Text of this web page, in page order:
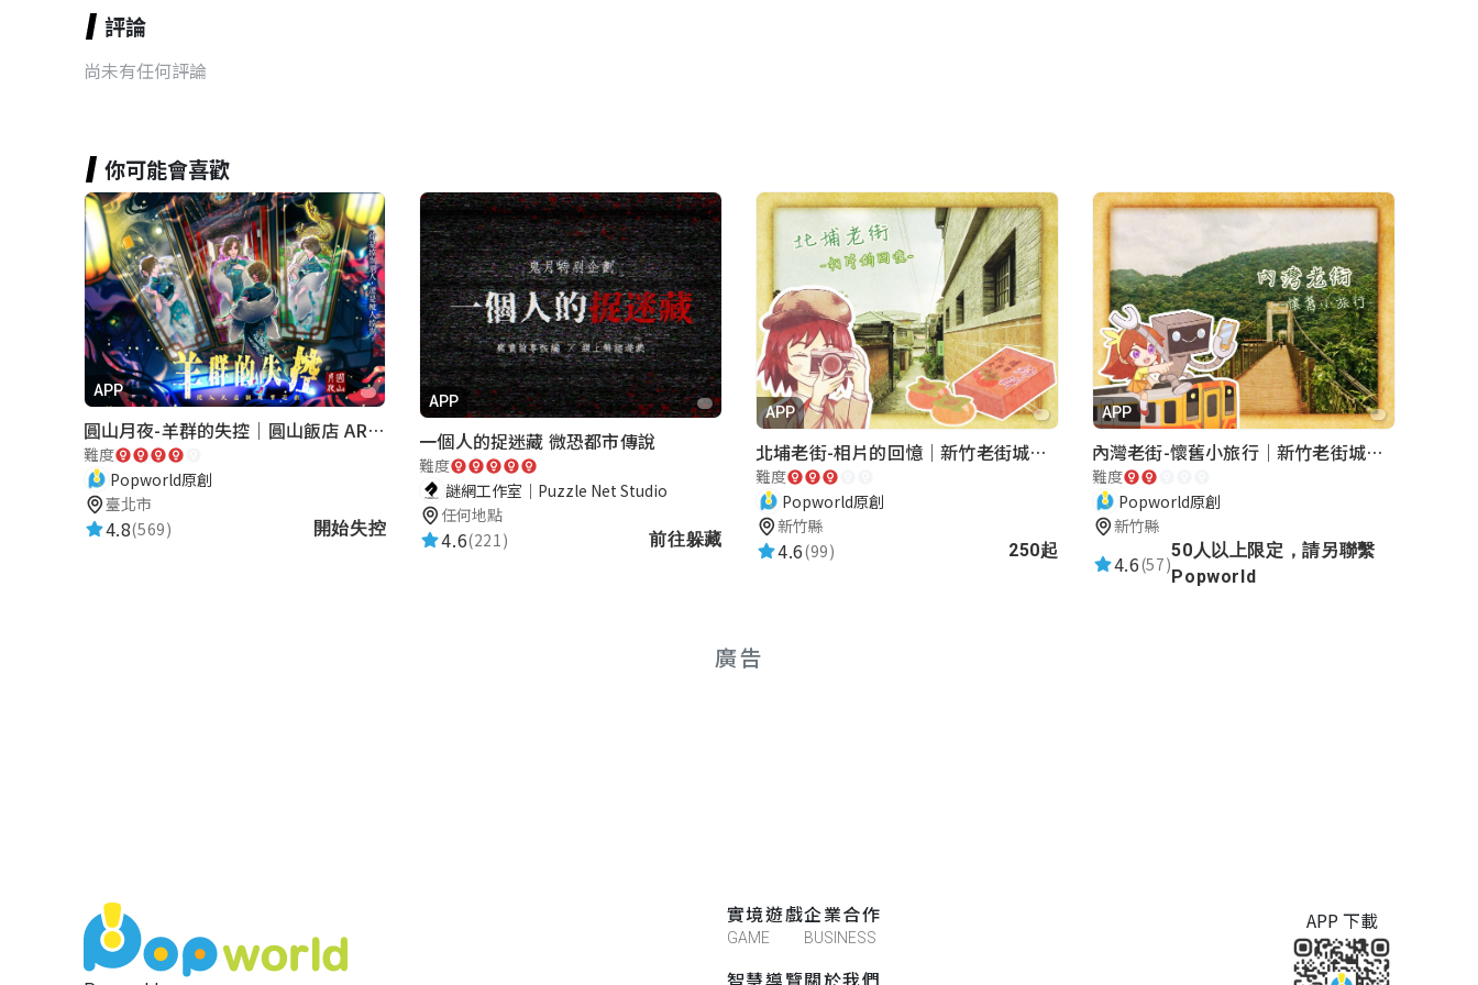
評論
尚未有任何評論
你可能會喜歡
APP
圓山月夜-羊群的失控｜圓山飯店 ARG實境解謎遊戲
難度
Popworld原創
臺北市
4.8(569) 開始失控
APP
一個人的捉迷藏 微恐都市傳說
難度
謎網工作室｜Puzzle Net Studio
任何地點
4.6(221) 前往躲藏
APP
北埔老街-相片的回憶｜新竹老街城市解謎
難度
Popworld原創
新竹縣
4.6(99) 250起
APP
內灣老街-懷舊小旅行｜新竹老街城市解謎
難度
Popworld原創
新竹縣
4.6(57)
50人以上限定，請另聯繫
Popworld
廣告
實境遊戲
GAME
企業合作
BUSINESS
APP 下載